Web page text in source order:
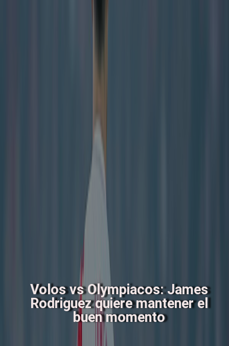
Volos vs Olympiacos: James
Rodriguez quiere mantener el
buen momento